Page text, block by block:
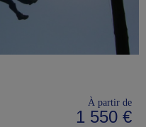
À partir de
1 550 €